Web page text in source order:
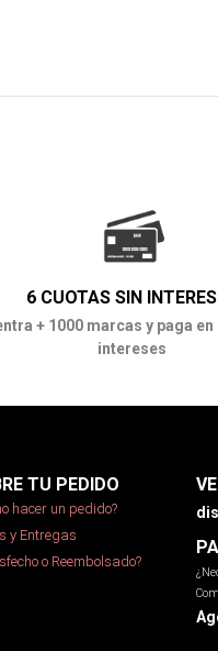
6 CUOTAS SIN
+ 1000 marcas y paga
intereses
TU PEDIDO
hacer un pedido?
y Entregas
o Reembolsado?